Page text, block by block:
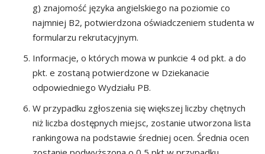
g) znajomość języka angielskiego na poziomie co
najmniej B2, potwierdzona oświadczeniem studenta w
formularzu rekrutacyjnym.
Informacje, o których mowa w punkcie 4 od pkt. a do
pkt. e zostaną potwierdzone w Dziekanacie
odpowiedniego Wydziału PB.
W przypadku zgłoszenia się większej liczby chętnych
niż liczba dostępnych miejsc, zostanie utworzona lista
rankingowa na podstawie średniej ocen. Średnia ocen